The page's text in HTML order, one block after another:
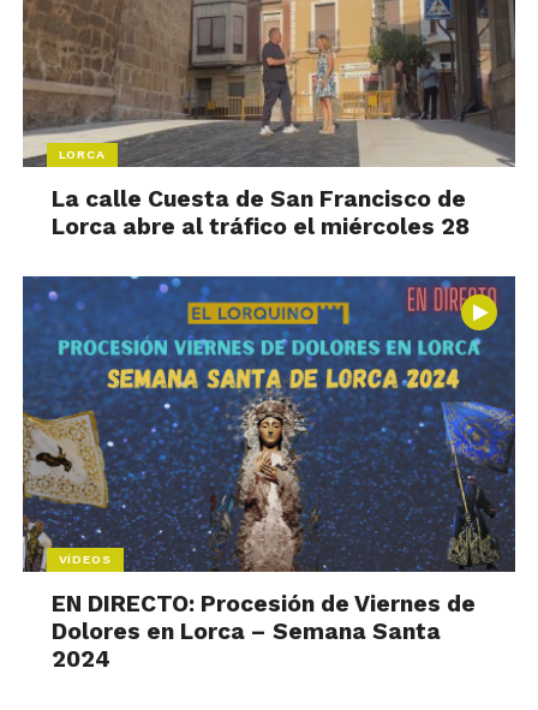
LORCA
La calle Cuesta de San Francisco de
Lorca abre al tráfico el miércoles 28
VÍDEOS
EN DIRECTO: Procesión de Viernes de
Dolores en Lorca – Semana Santa
2024